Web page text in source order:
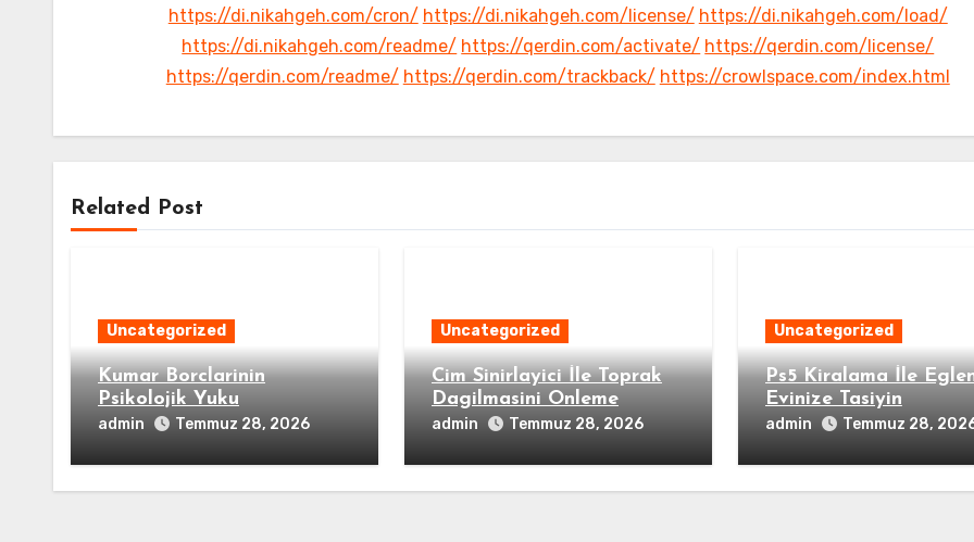
https://di.nikahgeh.com/cron/ https://di.nikahgeh.com/license/ https://di.nikahgeh.com/load/
https://di.nikahgeh.com/readme/ https://qerdin.com/activate/ https://qerdin.com/license/
https://qerdin.com/readme/ https://qerdin.com/trackback/ https://crowlspace.com/index.html
Related Post
Uncategorized
Kumar Borclarinin
Psikolojik Yuku
admin Temmuz 28, 2026
Uncategorized
Cim Sinirlayici İle Toprak
Dagilmasini Onleme
admin Temmuz 28, 2026
Uncategorized
Ps5 Kiralama İle
Evinize Tasiyin
admin Temmuz 28,